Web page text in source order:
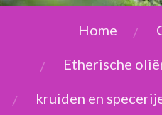
Home
Etherische
kruiden en